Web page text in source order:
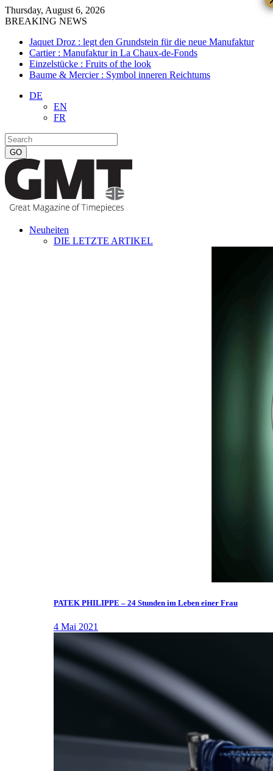
Thursday, August 6, 2026
BREAKING NEWS
Jaquet Droz : legt den Grundstein für die neue Manufaktur
Cartier : Manufaktur in La Chaux-de-Fonds
Einzelstücke : Fruits of the look
Baume & Mercier : Symbol inneren Reichtums
DE
EN
FR
Neuheiten
DIE LETZTE ARTIKEL
PATEK PHILIPPE – 24 Stunden im Leben einer Frau
4 Mai 2021